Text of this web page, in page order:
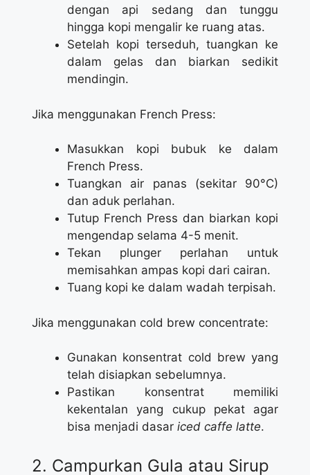
dengan api sedang dan tunggu
hingga kopi mengalir ke ruang atas.
Setelah kopi terseduh, tuangkan ke
dalam gelas dan biarkan sedikit
mendingin.
Jika menggunakan French Press:
Masukkan kopi bubuk ke dalam
French Press.
Tuangkan air panas (sekitar 90°C)
dan aduk perlahan.
Tutup French Press dan biarkan kopi
mengendap selama 4-5 menit.
Tekan plunger perlahan untuk
memisahkan ampas kopi dari cairan.
Tuang kopi ke dalam wadah terpisah.
Jika menggunakan cold brew concentrate:
Gunakan konsentrat cold brew yang
telah disiapkan sebelumnya.
Pastikan konsentrat memiliki
kekentalan yang cukup pekat agar
bisa menjadi dasar iced caffe latte.
2. Campurkan Gula atau Sirup